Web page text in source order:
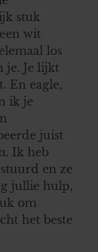
stuk
wit
los
je. Je lijkt
En eagle,
ik je
juist
Ik heb
en ze
jullie hulp,
om
het beste